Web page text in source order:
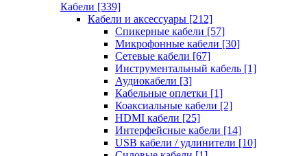
Кабели [339]
Кабели и аксессуары [212]
Спикерные кабели [57]
Микрофонные кабели [30]
Сетевые кабели [67]
Инструментальный кабель [1]
Аудиокабели [3]
Кабельные оплетки [1]
Коаксиальные кабели [2]
HDMI кабели [25]
Интерфейсные кабели [14]
USB кабели / удлинители [10]